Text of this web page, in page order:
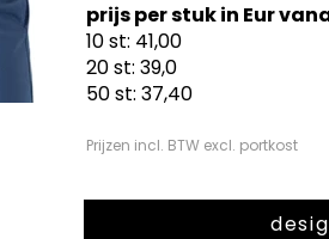
prijs per stuk in Eur
10 st: 41,00
20 st: 39,0
50 st: 37,40
Prijzen incl. BTW excl. portkost